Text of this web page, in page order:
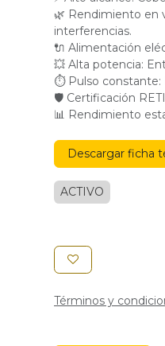
🌿 Rendimiento en
interferencias.
🔌 Alimentación
💥 Alta potencia:
⏱ Pulso constante:
🛡 Certificación
📊 Rendimiento
Descargar ficha
ACTIVO
Términos y